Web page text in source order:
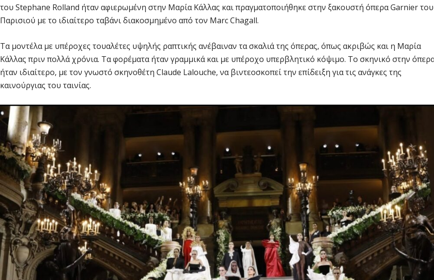
του Stephane Rolland ήταν αφιερωμένη στην Μαρία Κάλλας και πραγματοποιήθηκε στην ξακουστή όπερα Garnier του
Παρισιού με το ιδιαίτερο ταβάνι διακοσμημένο από τον Marc Chagall.
Τα μοντέλα με υπέροχες τουαλέτες υψηλής ραπτικής ανέβαιναν τα σκαλιά της όπερας, όπως ακριβώς και η Μαρία
Κάλλας πριν πολλά χρόνια. Τα φορέματα ήταν γραμμικά και με υπέροχο υπερβλητικό κόψιμο. Το σκηνικό στην
ήταν ιδιαίτερο, με τον γνωστό σκηνοθέτη Claude Lalouche, να βιντεοσκοπεί την επίδειξη για τις ανάγκες της
καινούργιας του ταινίας.